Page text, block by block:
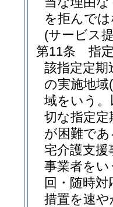
を拒んで
(サービス
第11条
指
該指定定期
の実施地域
域をいう
切な指定定
が困難で
宅介護支援
事業者を
回・随時
措置を速